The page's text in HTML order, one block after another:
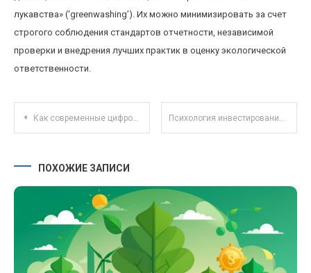
лукавства» (‘greenwashing’). Их можно минимизировать за счет
строгого соблюдения стандартов отчетности, независимой
проверки и внедрения лучших практик в оценку экологической
ответственности.
Навигация по записям
Как современные цифровые платформы меняют налоговое законодательство и контроль за онлайн-бизнесом Психология инвестирования: как управлять эмоциями и избегать типичных ошибок новичков
ПОХОЖИЕ ЗАПИСИ